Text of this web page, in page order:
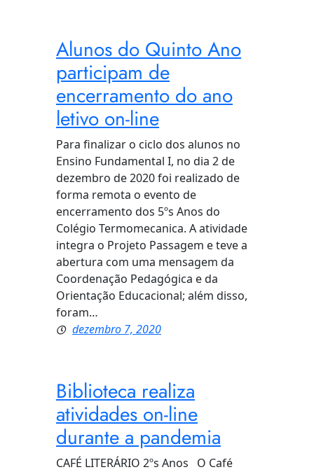
Alunos do Quinto Ano
participam de
encerramento do ano
letivo on-line
Para finalizar o ciclo dos alunos no
Ensino Fundamental I, no dia 2 de
dezembro de 2020 foi realizado de
forma remota o evento de
encerramento dos 5ºs Anos do
Colégio Termomecanica. A atividade
integra o Projeto Passagem e teve a
abertura com uma mensagem da
Coordenação Pedagógica e da
Orientação Educacional; além disso,
foram…
dezembro 7, 2020
Biblioteca realiza
atividades on-line
durante a pandemia
CAFÉ LITERÁRIO 2ºs Anos O Café